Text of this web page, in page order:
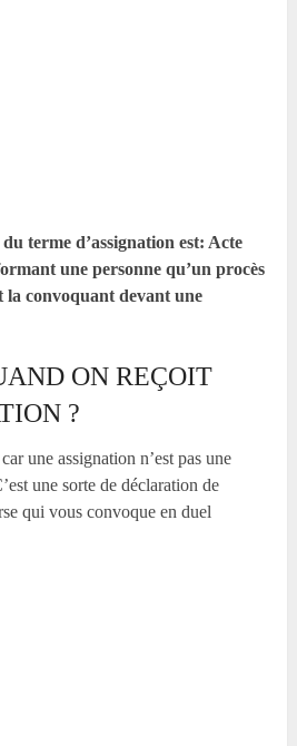
terme d’assignation est: Acte
une personne qu’un procès
la convoquant devant une
ON REÇOIT
?
une assignation n’est pas une
une sorte de déclaration de
qui vous convoque en duel